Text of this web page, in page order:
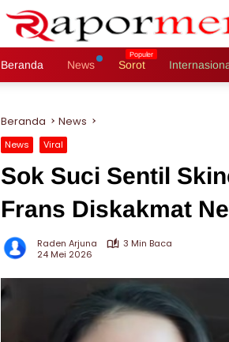
Beranda News Sorot
Beranda News
News Viral
Sok Suci Sentil
Frans Diskakmat
Raden Arjuna
3 Min Baca
24 Mei 2026